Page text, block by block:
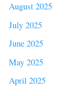
August 2025
July 2025
June 2025
May 2025
April 2025